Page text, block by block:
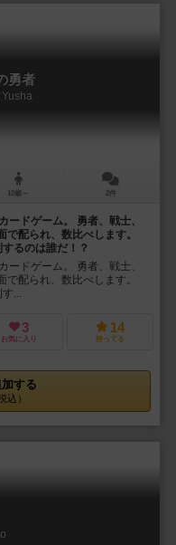
勇者
10歳～ 2件
ドゲーム。 勇者、戦士、
配られ、数比べします。
るのは誰だ！？
ードゲーム。 勇者、戦士、
配られ、数比べします。
...
3
お気に入り
14
持ってる
する
込）